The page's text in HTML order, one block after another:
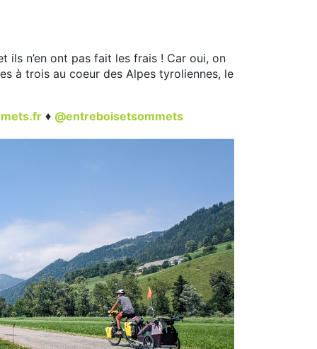
ils n’en ont pas fait les frais ! Car oui, on
à trois au coeur des Alpes tyroliennes, le
♦ @entreboisetsommets